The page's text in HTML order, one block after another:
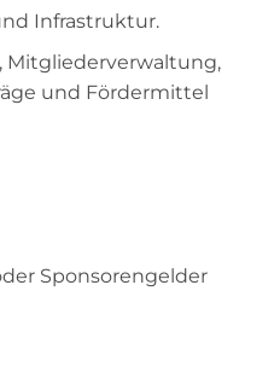
Infrastruktur.
Mitgliederverwaltung,
und Fördermittel
Sponsorengelder